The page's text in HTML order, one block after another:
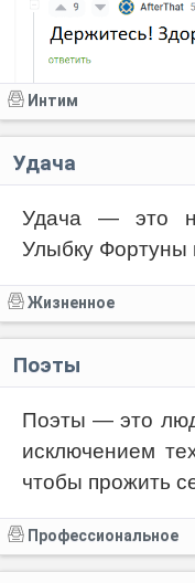
Интим
Удача
Удача — это
Улыбку Фортуны
Жизненное
Поэты
Поэты — это
исключением
чтобы прожить
Профессиональное